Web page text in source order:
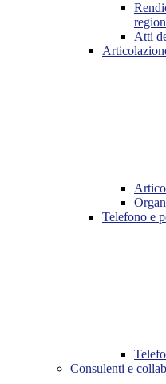
Atti
Telefono e
Consulenti e